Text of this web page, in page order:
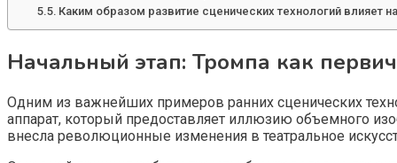
Каким образом развитие сценических технологий влияет
Начальный этап: Тромпа как
Одним из важнейших примеров ранних сценических
аппарат, который предоставляет иллюзию объемного
внесла революционные изменения в театральное